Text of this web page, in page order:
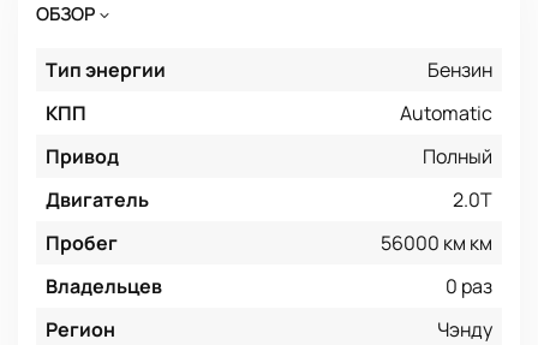
ОБЗОР
Тип энергии
Бензин
КПП
Automatic
Привод
Полный
Двигатель
2.0T
Пробег
56000 км км
Владельцев
0 раз
Регион
Чэнду